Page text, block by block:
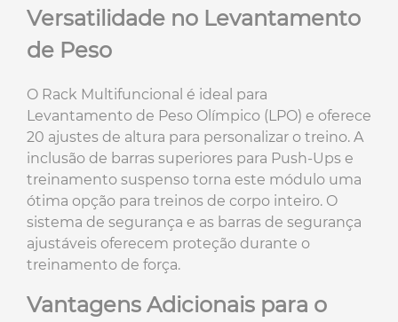
Versatilidade no Levantamento
de Peso
O Rack Multifuncional é ideal para
Levantamento de Peso Olímpico (LPO) e oferece
20 ajustes de altura para personalizar o treino. A
inclusão de barras superiores para Push-Ups e
treinamento suspenso torna este módulo uma
ótima opção para treinos de corpo inteiro. O
sistema de segurança e as barras de segurança
ajustáveis oferecem proteção durante o
treinamento de força.
Vantagens Adicionais para o